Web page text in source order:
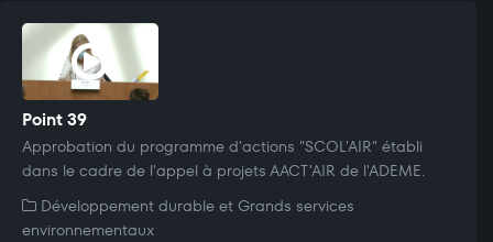
Point 39
Approbation du programme d'actions "SCOL'AIR" établi
dans le cadre de l'appel à projets AACT'AIR de l'ADEME.
Développement durable et Grands services
environnementaux